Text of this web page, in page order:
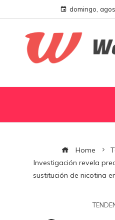
domingo,
Home
Investigación revela
sustitución de nicotina